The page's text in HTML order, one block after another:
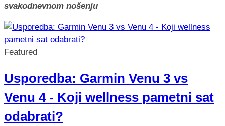
svakodnevnom nošenju
Featured
Usporedba: Garmin Venu 3 vs
Venu 4 - Koji wellness pametni sat
odabrati?